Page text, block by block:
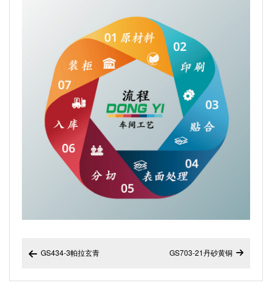
 GS434-3帕拉玄青 
GS703-21丹砂黄铜